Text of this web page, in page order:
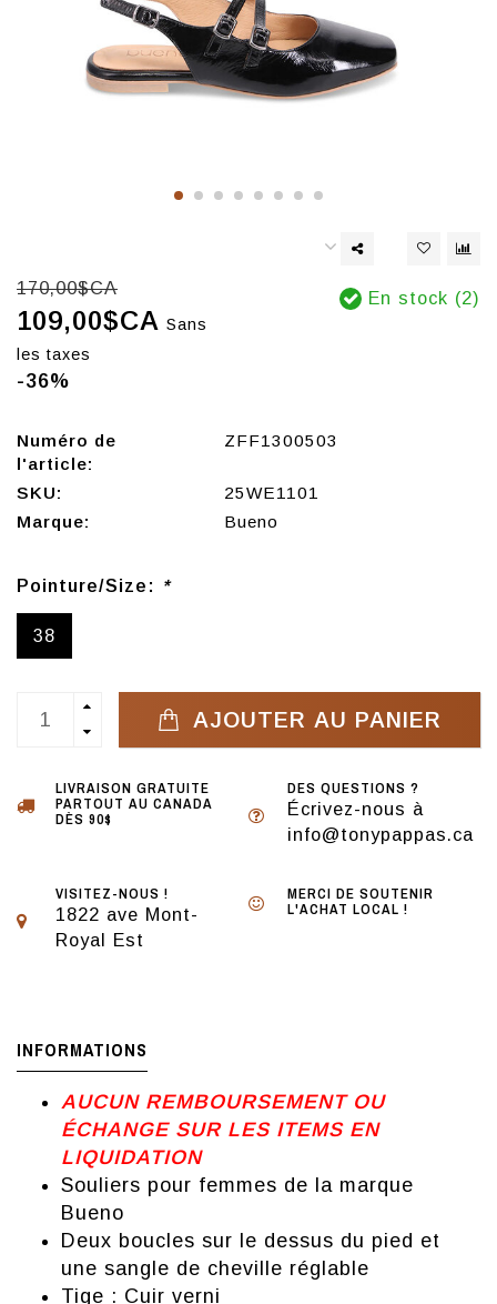
170,00$CA
109,00$CA Sans
les taxes
-36%
En stock (2)
Numéro de
l'article:
ZFF1300503
SKU:
25WE1101
Marque:
Bueno
Pointure/Size: *
38
AJOUTER AU PANIER
LIVRAISON GRATUITE
PARTOUT AU CANADA
DÈS 90$
DES QUESTIONS ?
Écrivez-nous à
info@tonypappas.ca
VISITEZ-NOUS !
1822 ave Mont-
Royal Est
MERCI DE SOUTENIR
L'ACHAT LOCAL !
INFORMATIONS
AUCUN REMBOURSEMENT OU
ÉCHANGE SUR LES ITEMS EN
LIQUIDATION
Souliers pour femmes de la marque
Bueno
Deux boucles sur le dessus du pied et
une sangle de cheville réglable
Tige : Cuir verni